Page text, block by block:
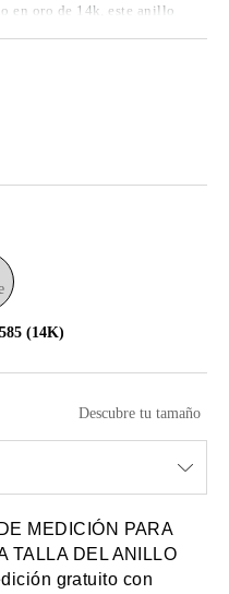
en oro de 14k, este anillo
(14K)
Descubre tu tamaño
MEDICIÓN PARA
TALLA DEL ANILLO
gratuito con